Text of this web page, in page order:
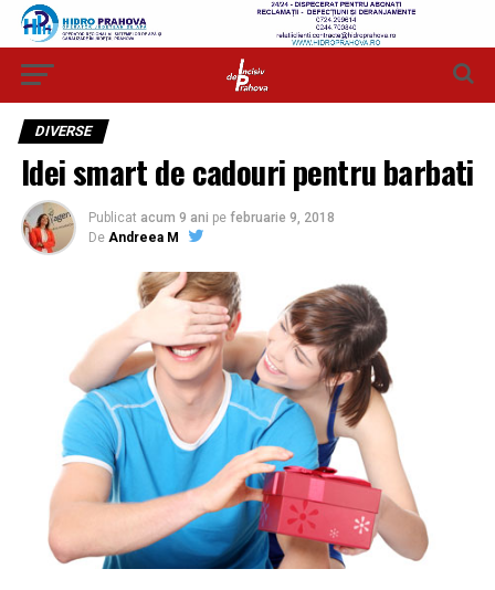
DIVERSE
Idei smart de cadouri pentru barbati
Publicat acum 9 ani pe februarie 9, 2018
De Andreea M